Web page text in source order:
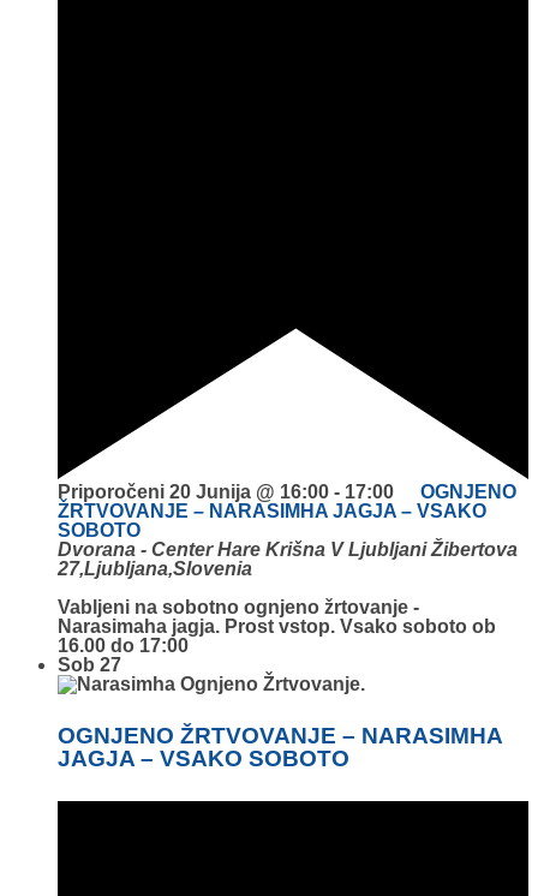
Priporočeni 20 Junija @ 16:00 - 17:00
OGNJENO
ŽRTVOVANJE – NARASIMHA JAGJA – VSAKO
SOBOTO
Dvorana - Center Hare Krišna V LjubljaniŽibertova
27,Ljubljana,Slovenia
Vabljeni na sobotno ognjeno žrtovanje -
Narasimaha jagja. Prost vstop. Vsako soboto ob
16.00 do 17:00
Sob 27
OGNJENO ŽRTVOVANJE – NARASIMHA
JAGJA – VSAKO SOBOTO